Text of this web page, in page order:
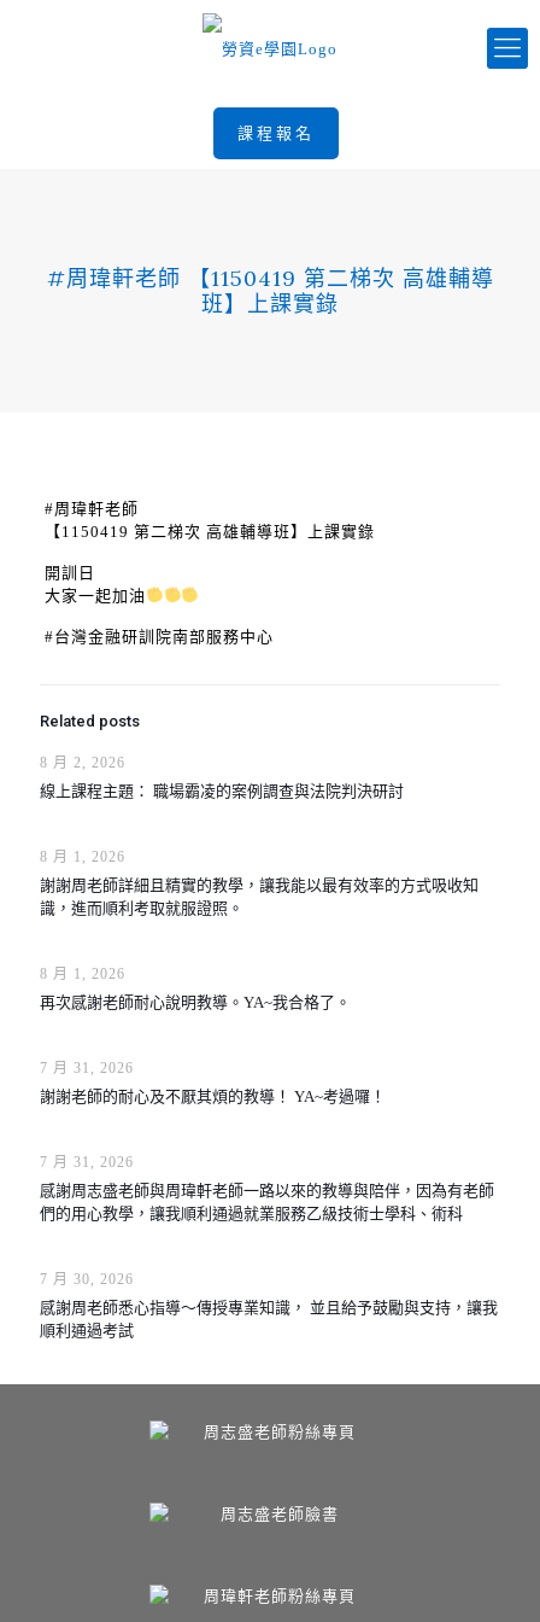
課程報名
#周瑋軒老師 【1150419 第二梯次 高雄輔導
班】上課實錄
#周瑋軒老師
【1150419 第二梯次 高雄輔導班】上課實錄
開訓日
大家一起加油
#台灣金融研訓院南部服務中心
Related posts
8 月 2, 2026
線上課程主題： 職場霸凌的案例調查與法院判決研討
8 月 1, 2026
謝謝周老師詳細且精實的教學，讓我能以最有效率的方式吸收知
識，進而順利考取就服證照。
8 月 1, 2026
再次感謝老師耐心說明教導。YA~我合格了。
7 月 31, 2026
謝謝老師的耐心及不厭其煩的教導！ YA~考過囉！
7 月 31, 2026
感謝周志盛老師與周瑋軒老師一路以來的教導與陪伴，因為有老師
們的用心教學，讓我順利通過就業服務乙級技術士學科、術科
7 月 30, 2026
感謝周老師悉心指導～傳授專業知識， 並且給予鼓勵與支持，讓我
順利通過考試